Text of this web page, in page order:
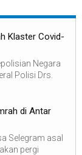
Klaster Covid-
Negara
Polisi Drs.
di Antar
Selegram asal
pergi